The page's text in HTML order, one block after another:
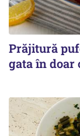
Prăjitură
gata în doar